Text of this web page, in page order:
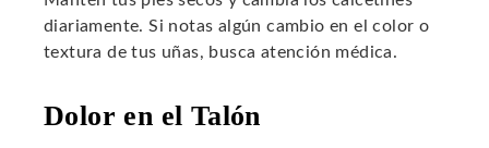
diariamente. Si notas algún cambio en el color o
textura de tus uñas, busca atención médica.
Dolor en el Talón